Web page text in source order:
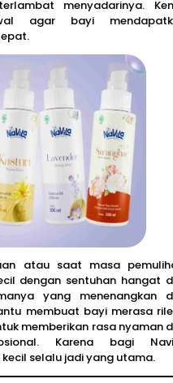
menyadarinya.
agar bayi
atau saat masa
dengan sentuhan hangat
yang menenangkan
membuat bayi merasa
memberikan rasa nyaman
Karena bagi
selalu jadi yang utama.